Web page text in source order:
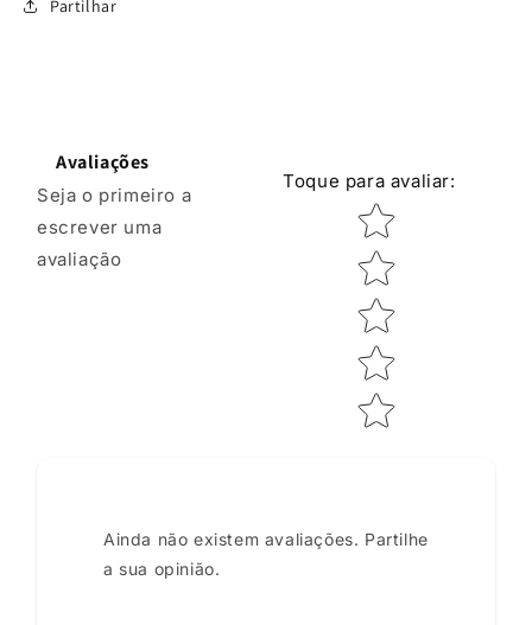
Partilhar
Avaliações
Seja o primeiro a
escrever uma
avaliação
Toque para avaliar:
Classificação por
Ainda não existem avaliações. Partilhe
a sua opinião.